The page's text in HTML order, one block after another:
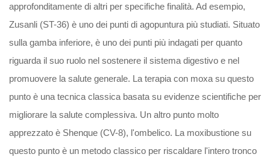
approfonditamente di altri per specifiche finalità. Ad esempio,
Zusanli (ST-36) è uno dei punti di agopuntura più studiati. Situato
sulla gamba inferiore, è uno dei punti più indagati per quanto
riguarda il suo ruolo nel sostenere il sistema digestivo e nel
promuovere la salute generale. La terapia con moxa su questo
punto è una tecnica classica basata su evidenze scientifiche per
migliorare la salute complessiva. Un altro punto molto
apprezzato è Shenque (CV-8), l'ombelico. La moxibustione su
questo punto è un metodo classico per riscaldare l'intero tronco